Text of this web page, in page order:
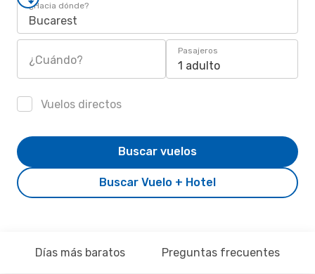
¿Hacia dónde?
Bucarest
¿Cuándo?
Pasajeros
1 adulto
Vuelos directos
Buscar Vuelo + Hotel
Buscar vuelos
Días más baratos Preguntas frecuentes